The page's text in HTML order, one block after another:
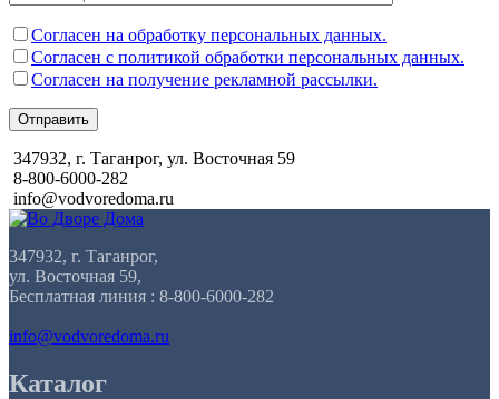
Согласен на обработку персональных данных.
Согласен с политикой обработки персональных данных.
Согласен на получение рекламной рассылки.
Отправить
347932, г. Таганрог, ул. Восточная 59
8-800-6000-282
info@vodvoredoma.ru
347932, г. Таганрог,
ул. Восточная 59,
Бесплатная линия : 8-800-6000-282
info@vodvoredoma.ru
Каталог